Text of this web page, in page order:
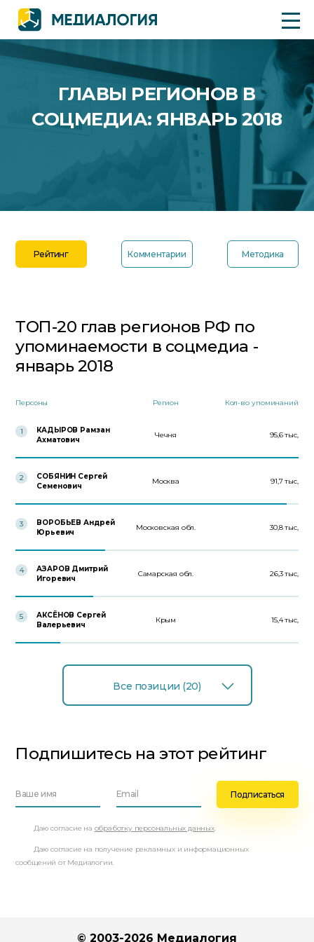
ГЛАВЫ РЕГИОНОВ В
СОЦМЕДИА: ЯНВАРЬ 2018
Рейтинг Комментарии Методика
ТОП-20 глав регионов РФ по
упоминаемости в соцмедиа -
январь 2018
Персоны Регион Кол-во упоминаний
1
КАДЫРОВ Рамзан
Ахматович
Чечня 95,6 тыс,
2
СОБЯНИН Сергей
Семенович
Москва 91,7 тыс,
3
ВОРОБЬЕВ Андрей
Юрьевич
Московская обл. 30,8 тыс,
4
АЗАРОВ Дмитрий
Игоревич
Самарская обл. 26,3 тыс,
5
АКСЁНОВ Сергей
Валерьевич
Крым 15,4 тыс,
Все позиции (20)
Подпишитесь на этот рейтинг
Даю согласие на обработку персональных данных.
Даю согласие на получение рекламных и информационных
сообщений от Медиалогии.
© 2003-2026 Медиалогия